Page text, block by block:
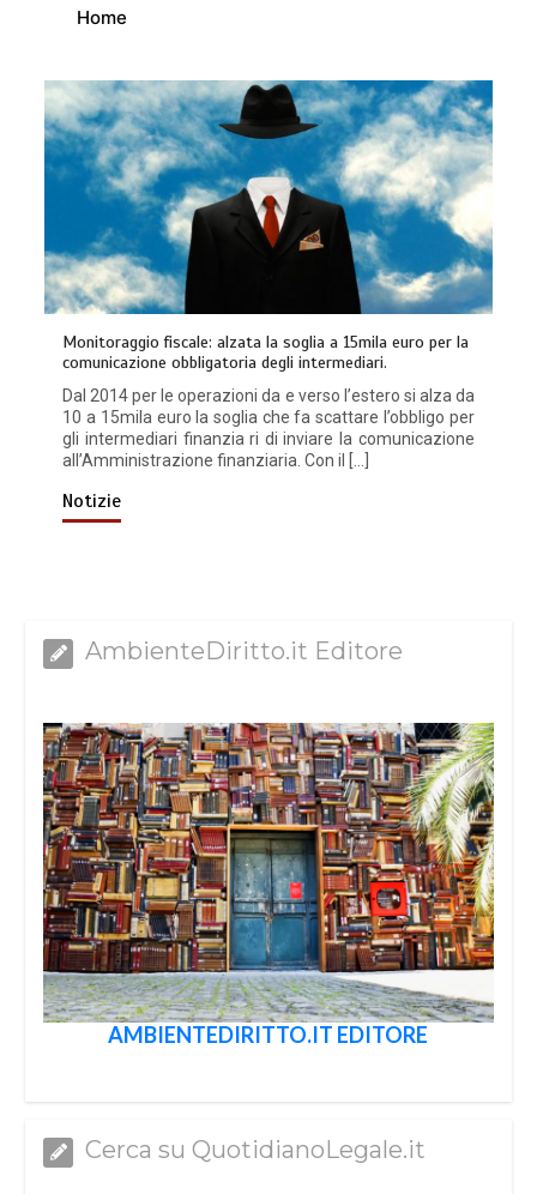
Home
Monitoraggio fiscale: alzata la soglia a 15mila euro per la
comunicazione obbligatoria degli intermediari.
Dal 2014 per le operazioni da e verso l’estero si alza da
10 a 15mila euro la soglia che fa scattare l’obbligo per
gli intermediari finanzia ri di inviare la comunicazione
all’Amministrazione finanziaria. Con il […]
Notizie
AmbienteDiritto.it Editore
AMBIENTEDIRITTO.IT EDITORE
Cerca su QuotidianoLegale.it